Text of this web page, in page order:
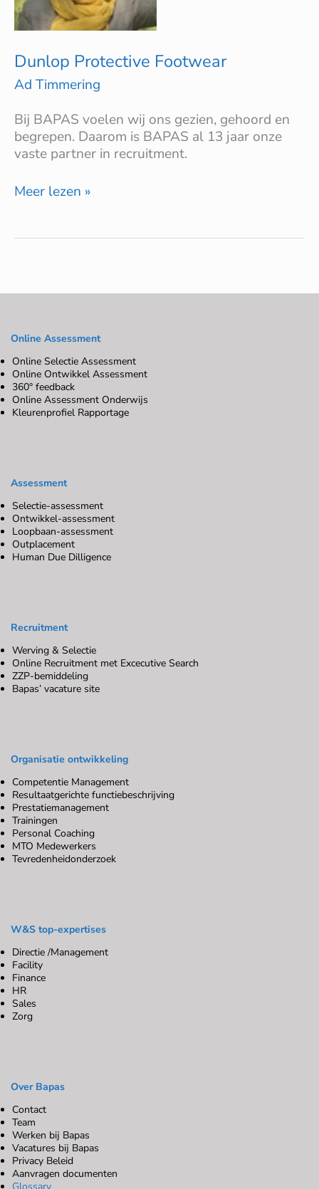
Dunlop Protective Footwear
Ad Timmering
Bij BAPAS voelen wij ons gezien, gehoord en
begrepen. Daarom is BAPAS al 13 jaar onze
vaste partner in recruitment.
Meer lezen »
Online Assessment
Online Selectie Assessment
Online Ontwikkel Assessment
360° feedback
Online Assessment Onderwijs
Kleurenprofiel Rapportage
Assessment
Selectie-assessment
Ontwikkel-assessment
Loopbaan-assessment
Outplacement
Human Due Dilligence
Recruitment
Werving & Selectie
Online Recruitment met Excecutive Search
ZZP-bemiddeling
Bapas’ vacature site
Organisatie ontwikkeling
Competentie Management
Resultaatgerichte functiebeschrijving
Prestatiemanagement
Trainingen
Personal Coaching
MTO Medewerkers
Tevredenheidonderzoek
W&S top-expertises
Directie /Management
Facility
Finance
HR
Sales
Zorg
Over Bapas
Contact
Team
Werken bij Bapas
Vacatures bij Bapas
Privacy Beleid
Aanvragen documenten